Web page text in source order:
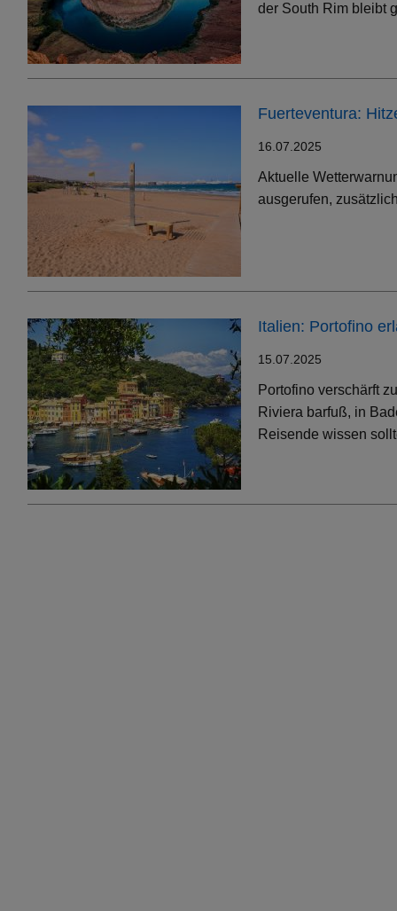
der South Rim bleibt
Fuerteventura:
16.07.2025
Aktuelle
ausgerufen,
Italien: Portofino
15.07.2025
Portofino verschärft
Riviera barfuß, in
Reisende wissen